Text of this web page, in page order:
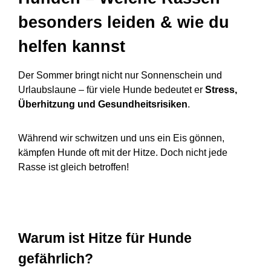
besonders leiden & wie du
helfen kannst
Der Sommer bringt nicht nur Sonnenschein und
Urlaubslaune – für viele Hunde bedeutet er Stress,
Überhitzung und Gesundheitsrisiken.
Während wir schwitzen und uns ein Eis gönnen,
kämpfen Hunde oft mit der Hitze. Doch nicht jede
Rasse ist gleich betroffen!
Warum ist Hitze für Hunde
gefährlich?